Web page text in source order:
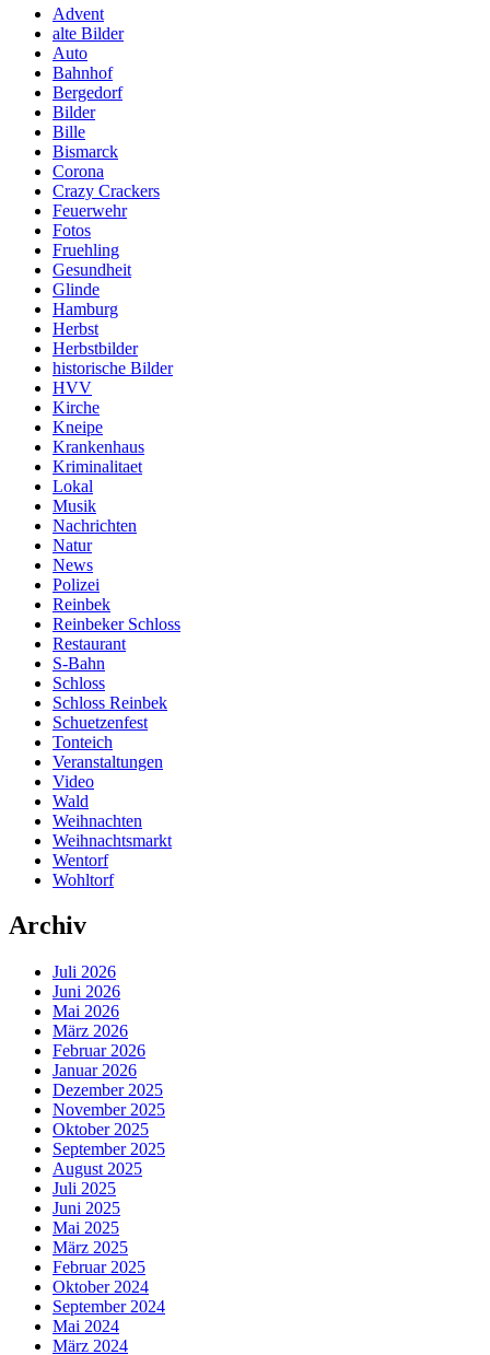
Advent
alte Bilder
Auto
Bahnhof
Bergedorf
Bilder
Bille
Bismarck
Corona
Crazy Crackers
Feuerwehr
Fotos
Fruehling
Gesundheit
Glinde
Hamburg
Herbst
Herbstbilder
historische Bilder
HVV
Kirche
Kneipe
Krankenhaus
Kriminalitaet
Lokal
Musik
Nachrichten
Natur
News
Polizei
Reinbek
Reinbeker Schloss
Restaurant
S-Bahn
Schloss
Schloss Reinbek
Schuetzenfest
Tonteich
Veranstaltungen
Video
Wald
Weihnachten
Weihnachtsmarkt
Wentorf
Wohltorf
Archiv
Juli 2026
Juni 2026
Mai 2026
März 2026
Februar 2026
Januar 2026
Dezember 2025
November 2025
Oktober 2025
September 2025
August 2025
Juli 2025
Juni 2025
Mai 2025
März 2025
Februar 2025
Oktober 2024
September 2024
Mai 2024
März 2024